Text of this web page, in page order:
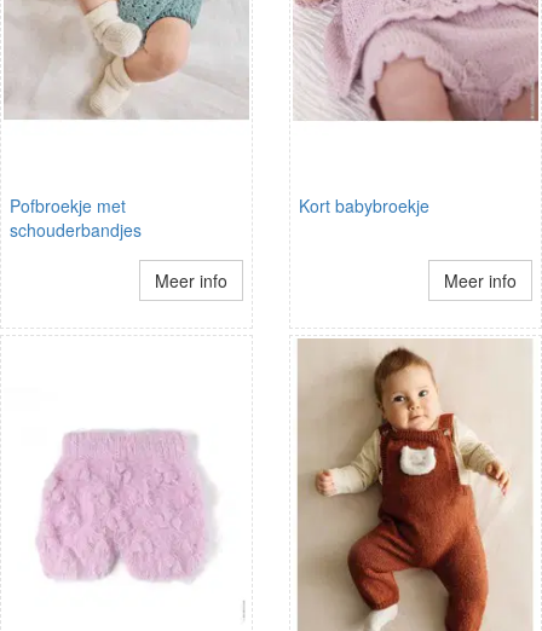
Pofbroekje met
schouderbandjes
Meer info
Kort babybroekje
Meer info